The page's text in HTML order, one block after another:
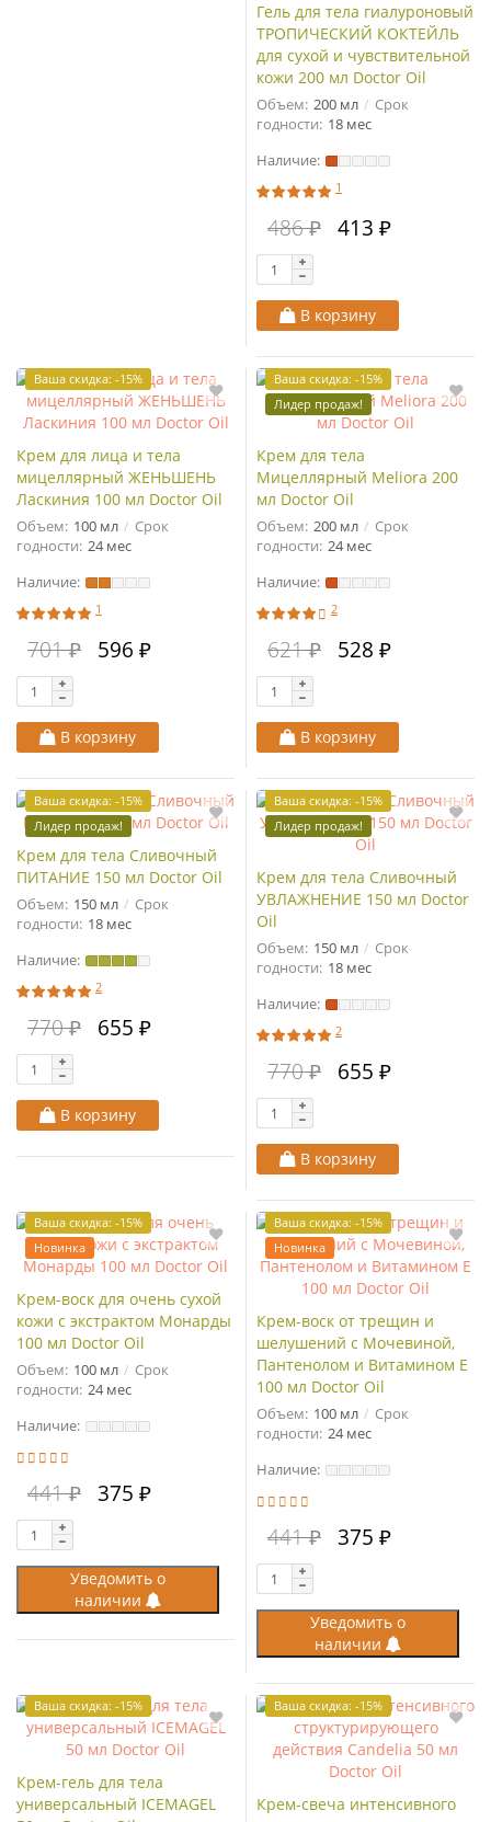
Гель для тела гиалуроновый
ТРОПИЧЕСКИЙ КОКТЕЙЛЬ
для сухой и чувствительной
кожи 200 мл Doctor Oil
Объем: 200 мл
Срок
годности: 18 мес
Наличие:
1
486 ₽ 413 ₽
В корзину
Ваша скидка: -15%
Крем для лица и тела
мицеллярный ЖЕНЬШЕНЬ
Ласкиния 100 мл Doctor Oil
Объем: 100 мл
Срок
годности: 24 мес
Наличие:
1
701 ₽ 596 ₽
В корзину
Ваша скидка: -15%
Лидер продаж!
Крем для тела
Мицеллярный Meliora 200
мл Doctor Oil
Объем: 200 мл
Срок
годности: 24 мес
Наличие:
2
621 ₽ 528 ₽
В корзину
Ваша скидка: -15%
Лидер продаж!
Крем для тела Сливочный
ПИТАНИЕ 150 мл Doctor Oil
Объем: 150 мл
Срок
годности: 18 мес
Наличие:
2
770 ₽ 655 ₽
В корзину
Ваша скидка: -15%
Лидер продаж!
Крем для тела Сливочный
УВЛАЖНЕНИЕ 150 мл Doctor
Oil
Объем: 150 мл
Срок
годности: 18 мес
Наличие:
2
770 ₽ 655 ₽
В корзину
Ваша скидка: -15%
Новинка
Крем-воск для очень сухой
кожи с экстрактом Монарды
100 мл Doctor Oil
Объем: 100 мл
Срок
годности: 24 мес
Наличие:
441 ₽ 375 ₽
Уведомить о
наличии
Ваша скидка: -15%
Новинка
Крем-воск от трещин и
шелушений с Мочевиной,
Пантенолом и Витамином Е
100 мл Doctor Oil
Объем: 100 мл
Срок
годности: 24 мес
Наличие:
441 ₽ 375 ₽
Уведомить о
наличии
Ваша скидка: -15%
Крем-гель для тела
универсальный ICEMAGEL
Ваша скидка: -15%
Крем-свеча интенсивного